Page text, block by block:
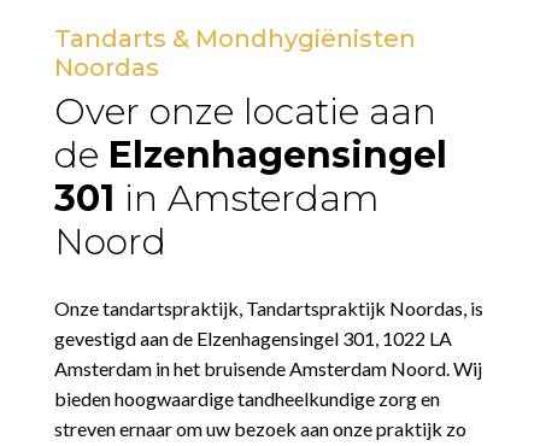
Tandarts & Mondhygiënisten
Noordas
Over onze locatie aan
de Elzenhagensingel
301 in Amsterdam
Noord
Onze tandartspraktijk, Tandartspraktijk Noordas, is
gevestigd aan de Elzenhagensingel 301, 1022 LA
Amsterdam in het bruisende Amsterdam Noord. Wij
bieden hoogwaardige tandheelkundige zorg en
streven ernaar om uw bezoek aan onze praktijk zo